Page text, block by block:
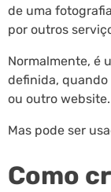
de uma
por outros
Normalmente, é
definida, quando
ou outro website.
Mas pode ser
Como